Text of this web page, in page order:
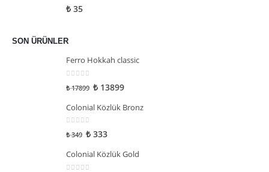
0 5 üzerinden
₺ 35
SON ÜRÜNLER
Ferro Hokkah classic
5 üzerinden
₺17899 ₺ 13899
Colonial Közlük Bronz
5 üzerinden
₺349 ₺ 333
Colonial Közlük Gold